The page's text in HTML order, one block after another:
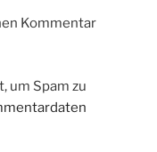
Kommentar
um Spam zu